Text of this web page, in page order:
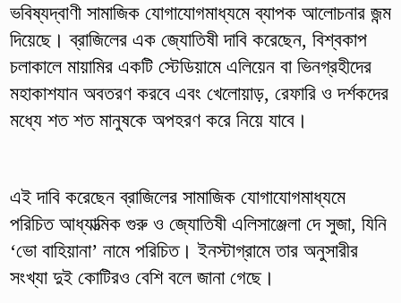
ভবিষ্যদ্বাণী সামাজিক যোগাযোগমাধ্যমে ব্যাপক আলোচনার জন্ম
দিয়েছে। ব্রাজিলের এক জ্যোতিষী দাবি করেছেন, বিশ্বকাপ
চলাকালে মায়ামির একটি স্টেডিয়ামে এলিয়েন বা ভিনগ্রহীদের
মহাকাশযান অবতরণ করবে এবং খেলোয়াড়, রেফারি ও দর্শকদের
মধ্যে শত শত মানুষকে অপহরণ করে নিয়ে যাবে।
এই দাবি করেছেন ব্রাজিলের সামাজিক যোগাযোগমাধ্যমে
পরিচিত আধ্যাত্মিক গুরু ও জ্যোতিষী এলিসাঞ্জেলা দে সুজা, যিনি
‘ভো বাহিয়ানা’ নামে পরিচিত। ইনস্টাগ্রামে তার অনুসারীর
সংখ্যা দুই কোটিরও বেশি বলে জানা গেছে।